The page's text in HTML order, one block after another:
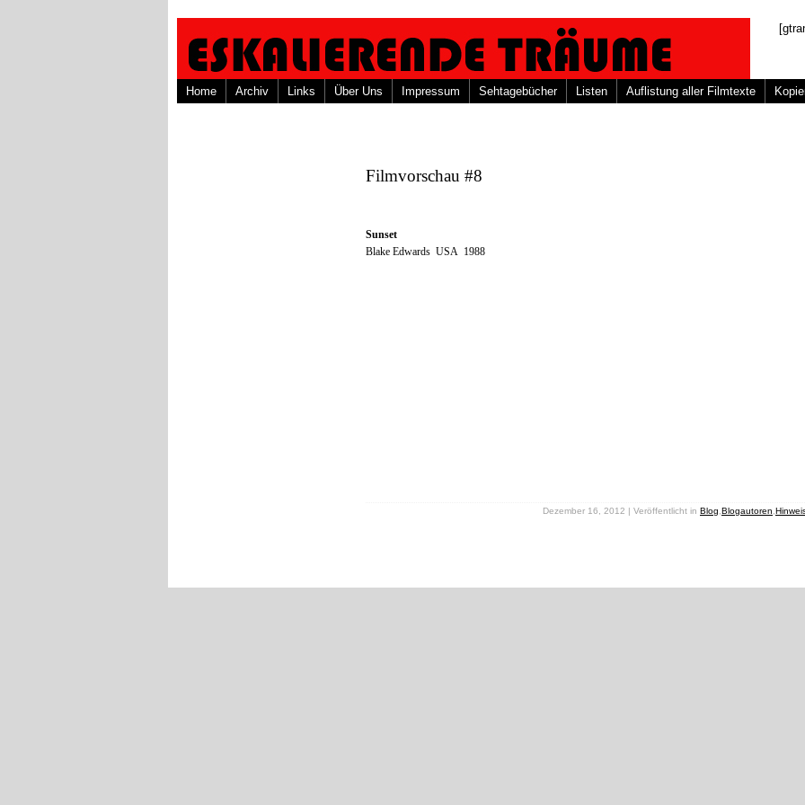
Home Archiv Links Über Uns Impressum Sehtagebücher Listen Auflistung aller Filmtexte
Filmvorschau #8
Sunset
Blake Edwards USA 1988
Dezember 16, 2012 | Veröffentlicht in Blog Blogautoren